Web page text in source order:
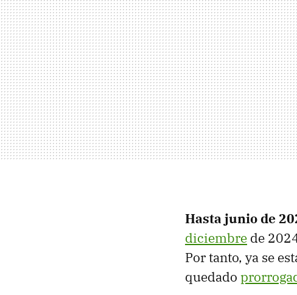
Hasta junio de
diciembre de
Por tanto, ya se
quedado